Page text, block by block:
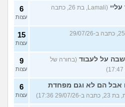
(Lamali, בת 26, כתבה
6
עצות
(אנונימית, בת 25, כתבה ב-29/07/26
15
עצות
על לעבוד (בחורה של
9
עצות
אבל הם לא וגם מפחדת
07/26 17:36)
6
עצות